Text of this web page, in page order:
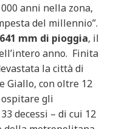
anni nella zona,
del millennio”.
mm di pioggia, il
anno. Finita
la città di
Giallo, con oltre 12
gli
decessi – di cui 12